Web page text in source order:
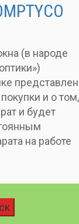
(в народе
представлен
и о том,
и будет
на работе